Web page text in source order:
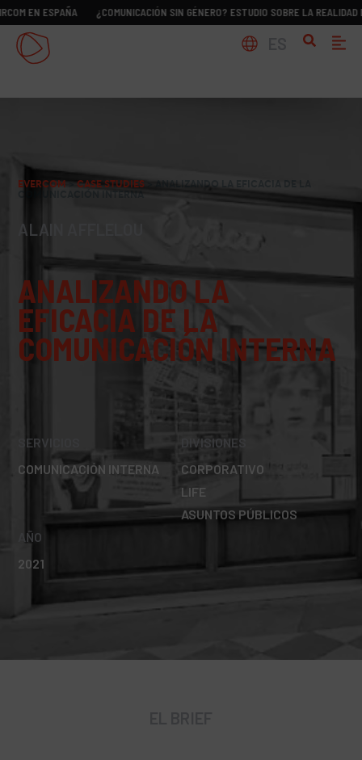
ESPAÑA ¿COMUNICACIÓN SIN GÉNERO? ESTUDIO SOBRE LA REALIDAD DE LOS
EVERCOM>CASE STUDIES >ANALIZANDO LA EFICACIA DE LA
COMUNICACIÓN INTERNA
ALAIN AFFLELOU
ANALIZANDO LA
EFICACIA DE LA
COMUNICACIÓN INTERNA
SERVICIOS
COMUNICACIÓN INTERNA
DIVISIONES
CORPORATIVO
LIFE
ASUNTOS PÚBLICOS
AÑO
2021